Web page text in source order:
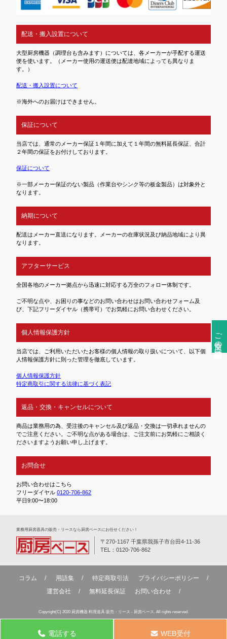
ご注文前の確認事項
配送・搬入設置について
大型厨房機器（調理台も含みます）については、各メーカーが手配する運送
便を使います。（メーカー使用の運送便は配達地域によっても異なりま
す。）
配送・搬入設置について
※海外へのお届けはできません。
保証について
当店では、通常のメーカー保証１年間に加えて１年間の無料延長保証、合計
２年間の保証をお付けしております。
保証について
※一部メーカー保証のない製品（作業台やシンク等の板金製品）は対象外と
なります。
納期について
配送はメーカー直送になります。メーカーの在庫状況及び納品地域により異
なります。
アフターサービス
全国各地のメーカー拠点から迅速に対応する万全のフォロー体制です。
ご不明な点や、お困りの事などのお問い合わせはお問い合わせフォーム及
び、下記フリーダイヤル（携帯可）でお気軽にお問い合わせください。
個人情報保護方針
当店では、ご利用いただいたお客様の個人情報の取り扱いについて、以下個
人情報保護方針に則った管理を徹底しています。
個人情報保護方針
特定商取引に関する法律に基づく表記
返品・交換・キャンセルについて
商品は業務用の為、受注後のキャンセル及び返品・交換は一切承れませんの
でご注意ください。ご不明な点がある場合は、ご注文前にお気軽にご相談く
ださいますようお願い申し上げます。
お問合せ
お問い合わせはこちら
フリーダイヤル0120-706-862
平日9:00〜18:00
業務⽤厨房器具の販売・リースなら厨房ベースにお任せください！
〒270-1167 千葉県我孫子市台田4-11-36
TEL：0120-706-862
コラム 用語集 特定商取引法
プライバシーポリシー
運営会社
無料延⻑保証 お問い合わせ
Copyright(C) 2020 厨房機器 料理道具 販売・リース - 厨房ベース. All rights reserved.
電話する WEB受付